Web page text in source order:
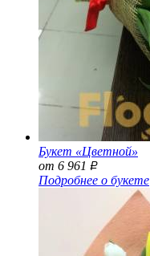
Букет «Цветной»
от 6 961 Р
Подробнее о букете